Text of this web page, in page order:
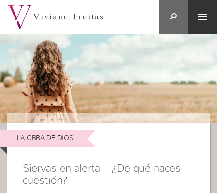
LA OBRA DE DIOS
Siervas en alerta – ¿De qué haces
cuestión?